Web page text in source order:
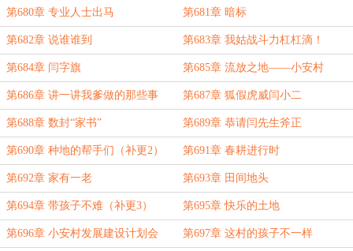
达现场
第680章 专业人士出马 第681章 暗标
第682章 说谁谁到 第683章 我姑战斗力杠杠滴！
第684章 闫字旗 第685章 流放之地——小安村
第686章 讲一讲我爹做的那些事
（补更1）
第687章 狐假虎威闫小二
第688章 数封“家书” 第689章 恭请闫先生斧正
第690章 种地的帮手们（补更2） 第691章 春耕进行时
第692章 家有一老 第693章 田间地头
第694章 带孩子不难（补更3） 第695章 快乐的土地
第696章 小安村发展建设计划会 第697章 这村的孩子不一样